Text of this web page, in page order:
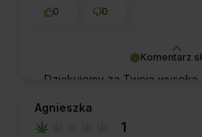
Komentarz
Dziękujemy za Twoją
wsparcie jest dla nas
do jeszcze większych starań
Pozdrawiamy!
0
0
Agnieszka
1